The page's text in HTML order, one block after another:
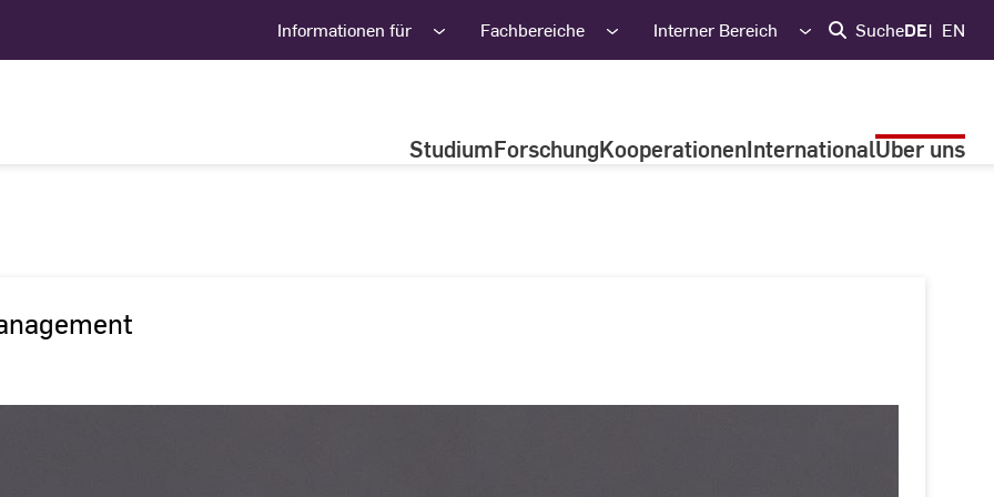
Informationen für Fachbereiche Interner Bereich SucheDE EN
StudiumForschungKooperationenInternationalÜber uns